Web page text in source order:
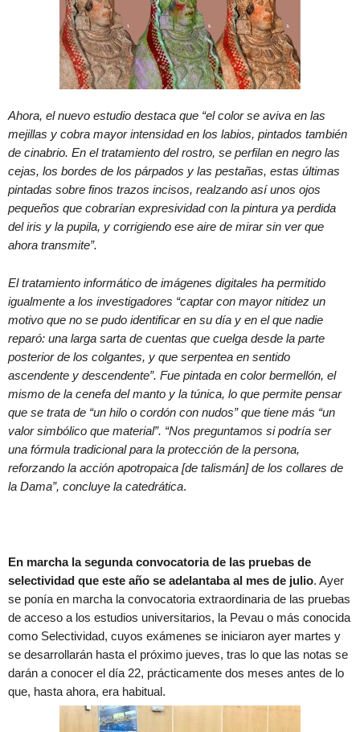
Ahora, el nuevo estudio destaca que “el color se aviva en las
mejillas y cobra mayor intensidad en los labios, pintados también
de cinabrio. En el tratamiento del rostro, se perfilan en negro las
cejas, los bordes de los párpados y las pestañas, estas últimas
pintadas sobre finos trazos incisos, realzando así unos ojos
pequeños que cobrarían expresividad con la pintura ya perdida
del iris y la pupila, y corrigiendo ese aire de mirar sin ver que
ahora transmite”.
El tratamiento informático de imágenes digitales ha permitido
igualmente a los investigadores “captar con mayor nitidez un
motivo que no se pudo identificar en su día y en el que nadie
reparó: una larga sarta de cuentas que cuelga desde la parte
posterior de los colgantes, y que serpentea en sentido
ascendente y descendente”. Fue pintada en color bermellón, el
mismo de la cenefa del manto y la túnica, lo que permite pensar
que se trata de “un hilo o cordón con nudos” que tiene más “un
valor simbólico que material”. “Nos preguntamos si podría ser
una fórmula tradicional para la protección de la persona,
reforzando la acción apotropaica [de talismán] de los collares de
la Dama”, concluye la catedrática.
En marcha la segunda convocatoria de las pruebas de
selectividad que este año se adelantaba al mes de julio. Ayer
se ponía en marcha la convocatoria extraordinaria de las pruebas
de acceso a los estudios universitarios, la Pevau o más conocida
como Selectividad, cuyos exámenes se iniciaron ayer martes y
se desarrollarán hasta el próximo jueves, tras lo que las notas se
darán a conocer el día 22, prácticamente dos meses antes de lo
que, hasta ahora, era habitual.